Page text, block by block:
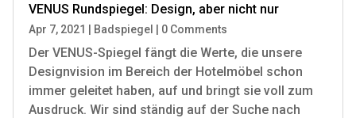
VENUS Rundspiegel: Design, aber nicht nur
Apr 7, 2021 Badspiegel 0 Comments
Der VENUS-Spiegel fängt die Werte, die unsere
Designvision im Bereich der Hotelmöbel schon
immer geleitet haben, auf und bringt sie voll zum
Ausdruck. Wir sind ständig auf der Suche nach